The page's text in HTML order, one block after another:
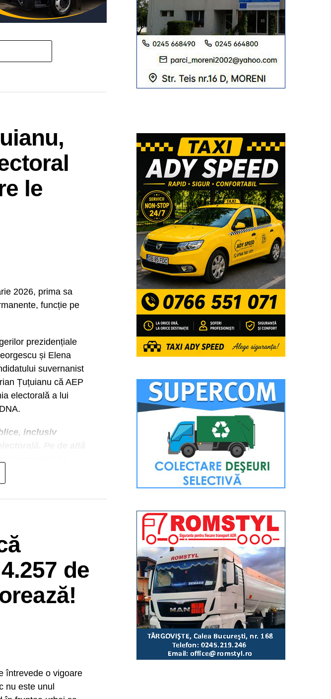
le
2026, prima sa
funcție pe
prezidențiale
și Elena
suvernanist
Țuțuianu că AEP
electorală a lui
inclusiv
e nevoie de
de
întrevede o vigoare
nu este unul